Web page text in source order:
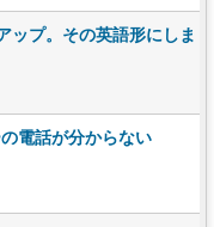
ップ。その英語形にしま
電話が分からない